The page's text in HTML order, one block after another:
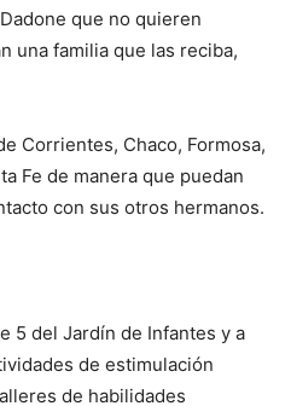
que no quieren
una familia que las reciba,
Corrientes, Chaco, Formosa,
Fe de manera que puedan
con sus otros hermanos.
5 del Jardín de Infantes y a
de estimulación
de habilidades